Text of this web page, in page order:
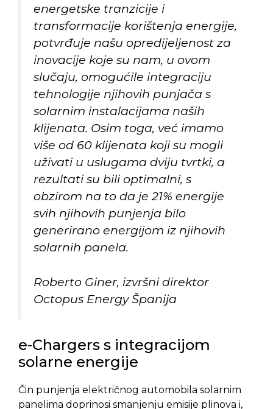
energetske tranzicije i
transformacije korištenja energije,
potvrđuje našu opredijeljenost za
inovacije koje su nam, u ovom
slučaju, omogućile integraciju
tehnologije njihovih punjača s
solarnim instalacijama naših
klijenata. Osim toga, već imamo
više od 60 klijenata koji su mogli
uživati u uslugama dviju tvrtki, a
rezultati su bili optimalni, s
obzirom na to da je 21% energije
svih njihovih punjenja bilo
generirano energijom iz njihovih
solarnih panela.
Roberto Giner, izvršni direktor
Octopus Energy Španija
e-Chargers s integracijom
solarne energije
Čin punjenja električnog automobila solarnim
panelima doprinosi smanjenju emisije plinova i,